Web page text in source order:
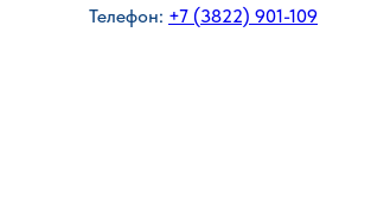
Телефон: +7 (3822) 901-109